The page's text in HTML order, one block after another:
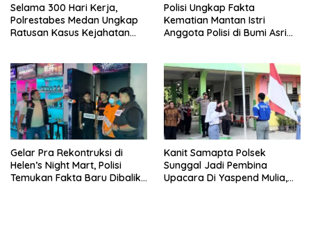
Selama 300 Hari Kerja,
Polrestabes Medan Ungkap
Ratusan Kasus Kejahatan
Polisi Ungkap Fakta
Kematian Mantan Istri
Anggota Polisi di Bumi Asri
Gelar Pra Rekontruksi di
Helen’s Night Mart, Polisi
Temukan Fakta Baru Dibalik
Kanit Samapta Polsek
Sunggal Jadi Pembina
Upacara Di Yaspend Mulia,